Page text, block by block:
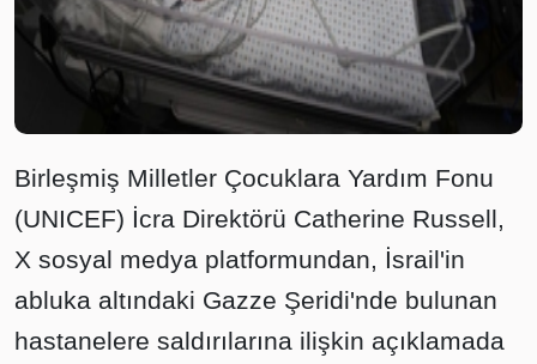
Birleşmiş Milletler Çocuklara Yardım Fonu
(UNICEF) İcra Direktörü Catherine Russell,
X sosyal medya platformundan, İsrail'in
abluka altındaki Gazze Şeridi'nde bulunan
hastanelere saldırılarına ilişkin açıklamada